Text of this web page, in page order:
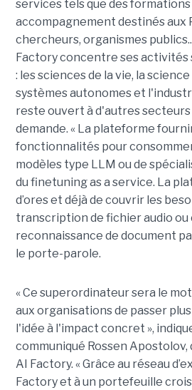
services tels que des
accompagnement destinés aux
chercheurs, organismes
Factory concentre ses activités
: les sciences de la vie, la
systèmes autonomes et
reste ouvert à d'autres
demande. « La plateforme
fonctionnalités pour
modèles type LLM ou de
du finetuning as a service. La
d’ores et déjà de couvrir les
transcription de fichier audio ou
reconnaissance de document
le porte-parole.
« Ce superordinateur sera le
aux organisations de passer
l'idée à l'impact concret »,
communiqué Rossen
AI Factory. «Grâce au réseau
Factory et à un portefeuille